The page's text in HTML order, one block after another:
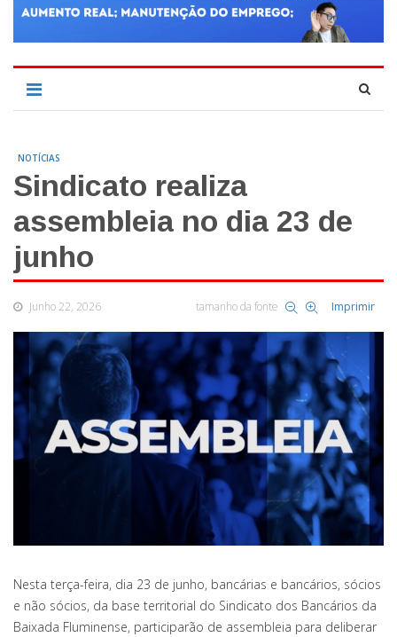
NOTÍCIAS
Sindicato realiza
assembleia no dia 23 de
junho
Junho 22, 2026 tamanho da fonte Imprimir
Nesta terça-feira, dia 23 de junho, bancárias e bancários, sócios
e não sócios, da base territorial do Sindicato dos Bancários da
Baixada Fluminense, participarão de assembleia para deliberar